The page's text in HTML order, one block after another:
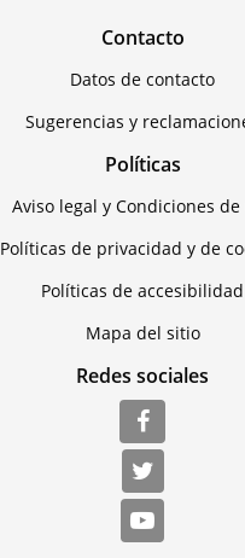
Contacto
Datos de contacto
Sugerencias y
Políticas
Aviso legal y Condiciones de
Políticas de privacidad y de
Políticas de accesibilidad
Mapa del sitio
Redes sociales